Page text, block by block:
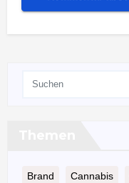
Brand Cannabis